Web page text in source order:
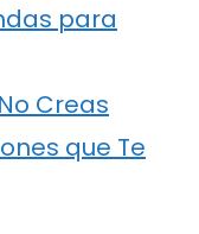
para
Creas
que Te